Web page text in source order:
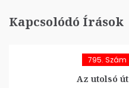
Kapcsolódó Írások
795. Szám
Az utolsó